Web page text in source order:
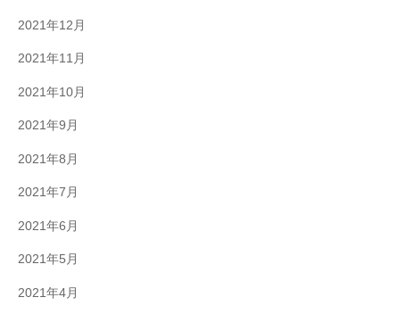
2021年12月
2021年11月
2021年10月
2021年9月
2021年8月
2021年7月
2021年6月
2021年5月
2021年4月